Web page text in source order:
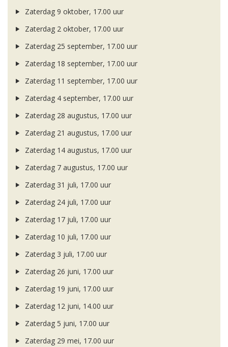
Zaterdag 9 oktober, 17.00 uur
Zaterdag 2 oktober, 17.00 uur
Zaterdag 25 september, 17.00 uur
Zaterdag 18 september, 17.00 uur
Zaterdag 11 september, 17.00 uur
Zaterdag 4 september, 17.00 uur
Zaterdag 28 augustus, 17.00 uur
Zaterdag 21 augustus, 17.00 uur
Zaterdag 14 augustus, 17.00 uur
Zaterdag 7 augustus, 17.00 uur
Zaterdag 31 juli, 17.00 uur
Zaterdag 24 juli, 17.00 uur
Zaterdag 17 juli, 17.00 uur
Zaterdag 10 juli, 17.00 uur
Zaterdag 3 juli, 17.00 uur
Zaterdag 26 juni, 17.00 uur
Zaterdag 19 juni, 17.00 uur
Zaterdag 12 juni, 14.00 uur
Zaterdag 5 juni, 17.00 uur
Zaterdag 29 mei, 17.00 uur